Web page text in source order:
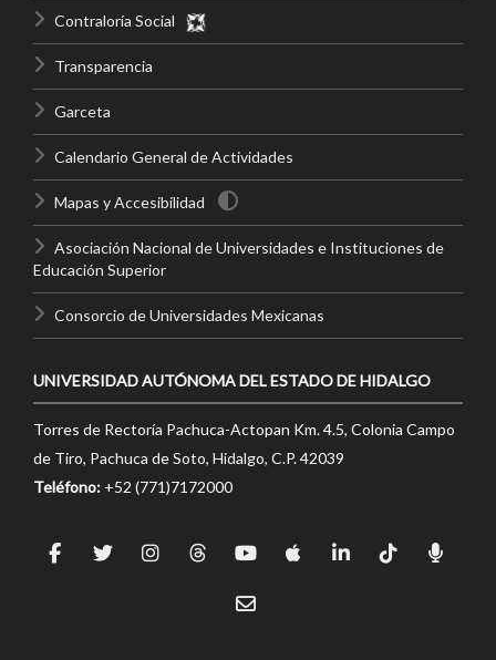
Contraloría Social
Transparencia
Garceta
Calendario General de Actividades
Mapas y Accesibilidad
Asociación Nacional de Universidades e Instituciones de
Educación Superior
Consorcio de Universidades Mexicanas
UNIVERSIDAD AUTÓNOMA DEL ESTADO DE HIDALGO
Torres de Rectoría Pachuca-Actopan Km. 4.5, Colonia Campo
de Tiro, Pachuca de Soto, Hidalgo, C.P. 42039
Teléfono: +52 (771)7172000